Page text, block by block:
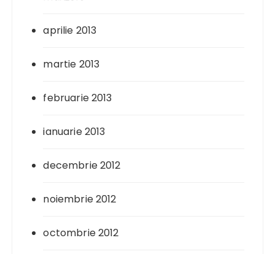
aprilie 2013
martie 2013
februarie 2013
ianuarie 2013
decembrie 2012
noiembrie 2012
octombrie 2012